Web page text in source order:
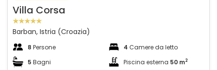
Villa Corsa
Barban, Istria (Croazia)
8 Persone 4 Camere da letto
5 Bagni Piscina esterna 50 m2